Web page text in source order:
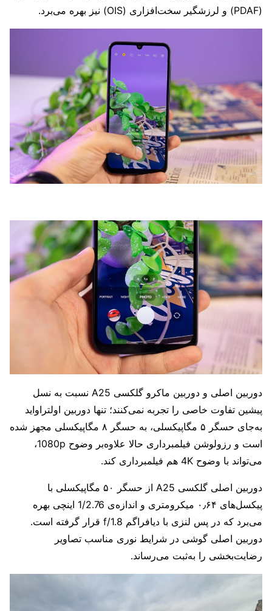
(PDAF) و لرزشگیر سخت‌افزاری (OIS) نیز بهره‌ می‌برد.
دوربین اصلی و دوربین ماکرو گلکسی A25 نسبت به نسل
پیشین تفاوت خاصی را تجربه نمی‌کنند؛ تنها دوربین اولتراواید
به‌جای حسگر ۵ مگاپیکسلی، به حسگر ۸ مگاپیکسلی مجهز شده
است و رزولوشن فیلمبرداری حالا علاوه‌بر وضوح 1080p،
می‌تواند با وضوح 4K هم فیلمبرداری کند.
دوربین اصلی گلکسی A25 از حسگر ۵۰ مگاپیکسلی با
پیکسل‌های ۰٫۶۴ میکرومتری و اندازه‌ی 1/2.76 اینچی بهره
می‌برد که در پس لنزی با دیافراگم f/1.8 قرار گرفته است.
دوربین اصلی گوشی در شرایط نوری مناسب تصاویر
رضایت‌بخشی را به‌ثبت می‌رساند.